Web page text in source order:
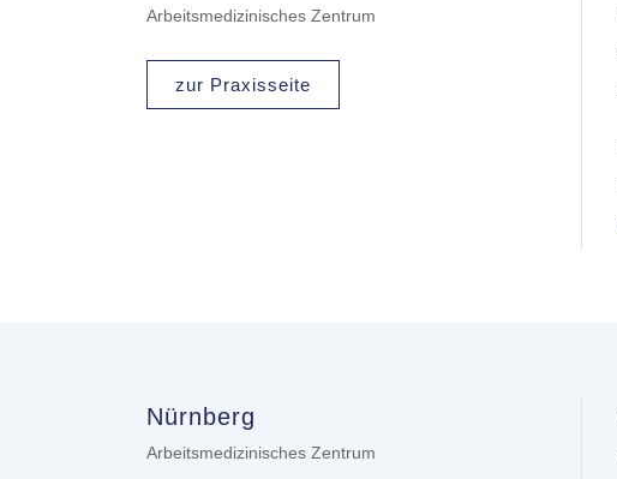
Arbeitsmedizinisches Zentrum
zur Praxisseite
Nürnberg
Arbeitsmedizinisches Zentrum